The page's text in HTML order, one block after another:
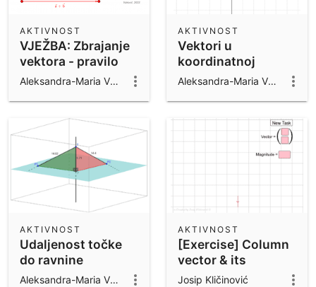
VJEŽBA: Zbrajanje
vektora - pravilo
trokuta
AKTIVNOST
Aleksandra-Maria Vuković
Vektori u
koordinatnoj
ravnini - opći
AKTIVNOST
Aleksandra-Maria Vuković
Udaljenost točke
do ravnine
AKTIVNOST
Aleksandra-Maria Vuković
[Exercise] Column
vector & its
magnitude
AKTIVNOST
Josip Kličinović